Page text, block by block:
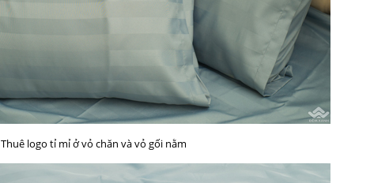
Thuê logo tỉ mỉ ở vỏ chăn và vỏ gối nằm